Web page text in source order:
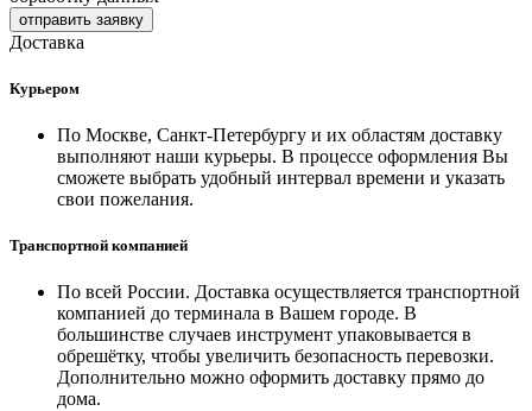
отправить заявку
Доставка
Курьером
По Москве, Санкт-Петербургу и их областям доставку
выполняют наши курьеры. В процессе оформления Вы
сможете выбрать удобный интервал времени и указать
свои пожелания.
Транспортной компанией
По всей России. Доставка осуществляется транспортной
компанией до терминала в Вашем городе. В
большинстве случаев инструмент упаковывается в
обрешётку, чтобы увеличить безопасность перевозки.
Дополнительно можно оформить доставку прямо до
дома.